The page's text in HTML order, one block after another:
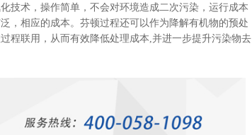
术，操作简单，不会对环境造成二次污染，运行成本
，相应的成本。芬顿过程还可以作为降解有机物的预处
程联用，从而有效降低处理成本,并进一步提升污染物去